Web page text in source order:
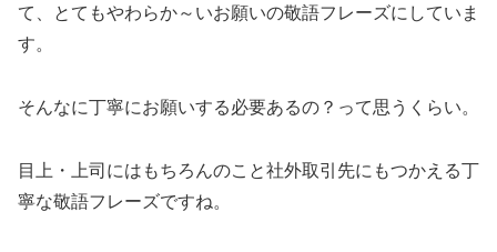
て、とてもやわらか～いお願いの敬語フレーズにしていま
す。
そんなに丁寧にお願いする必要あるの？って思うくらい。
目上・上司にはもちろんのこと社外取引先にもつかえる丁
寧な敬語フレーズですね。